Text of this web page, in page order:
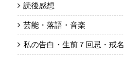
読後感想
芸能・落語・音楽
私の告白・生前７回忌・戒名